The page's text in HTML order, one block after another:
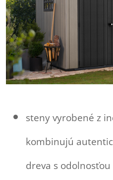
steny vyrobené z
kombinujú
dreva s